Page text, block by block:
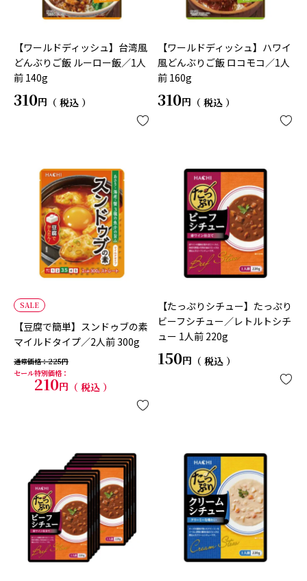
【ワールドディッシュ】台湾風
どんぶりご飯 ルーロー飯／1人
前 140g
310 税込
【ワールドディッシュ】ハワイ
風どんぶりご飯 ロコモコ／1人
前 160g
310 税込
SALE
【豆腐で簡単】スンドゥブの素
マイルドタイプ／2人前 300g
通常価格
225
セール特別価格
210 税込
【たっぷりシチュー】たっぷり
ビーフシチュー／レトルトシチ
ュー 1人前 220g
150 税込